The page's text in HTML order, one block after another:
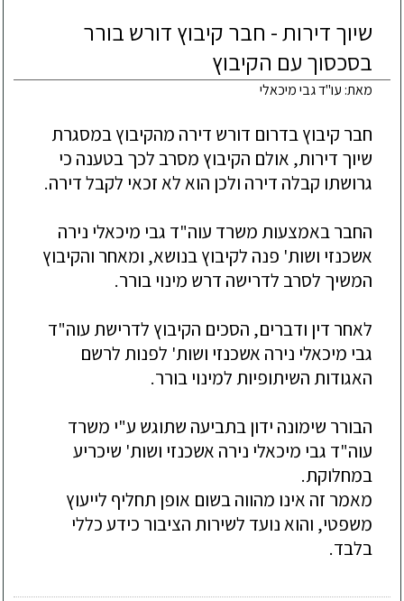
שיוך דירות - חבר קיבוץ דורש בורר
בסכסוך עם הקיבוץ
מאת: עו"ד גבי מיכאלי
עוה"ד גבי מיכאלי נירה אשכנזי ושות' שיכריע
בלבד.